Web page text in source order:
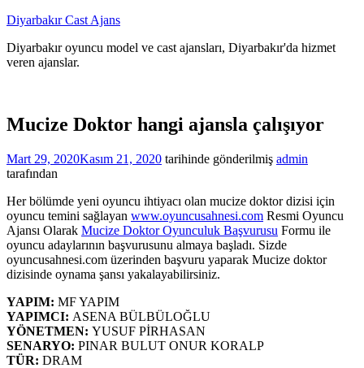
İçeriğe
Diyarbakır Cast Ajans
Diyarbakır oyuncu model ve cast ajansları, Diyarbakır'da hizmet
veren ajanslar.
Mucize Doktor hangi ajansla çalışıyor
Mart 29, 2020Kasım 21, 2020 tarihinde gönderilmiş admin
tarafından
Her bölümde yeni oyuncu ihtiyacı olan mucize doktor dizisi için
oyuncu temini sağlayan www.oyuncusahnesi.com Resmi Oyuncu
Ajansı Olarak Mucize Doktor Oyunculuk Başvurusu Formu ile
oyuncu adaylarının başvurusunu almaya başladı. Sizde
oyuncusahnesi.com üzerinden başvuru yaparak Mucize doktor
dizisinde oynama şansı yakalayabilirsiniz.
YAPIM: MF YAPIM
YAPIMCI: ASENA BÜLBÜLOĞLU
YÖNETMEN: YUSUF PİRHASAN
SENARYO: PINAR BULUT ONUR KORALP
TÜR: DRAM